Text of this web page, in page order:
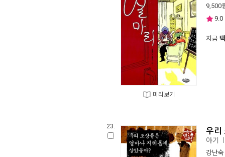
미리보기
9,500
9.0
지금
23. 우리
야기
강난숙